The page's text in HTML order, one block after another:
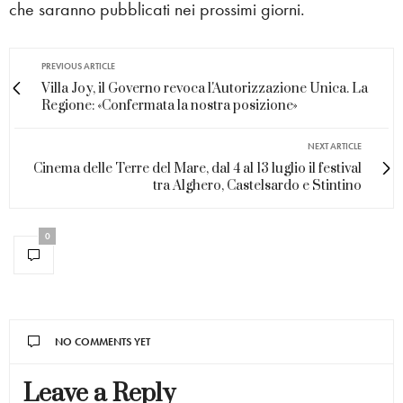
che saranno pubblicati nei prossimi giorni.
PREVIOUS ARTICLE
Villa Joy, il Governo revoca l'Autorizzazione Unica. La
Regione: «Confermata la nostra posizione»
NEXT ARTICLE
Cinema delle Terre del Mare, dal 4 al 13 luglio il festival
tra Alghero, Castelsardo e Stintino
0
NO COMMENTS YET
Leave a Reply